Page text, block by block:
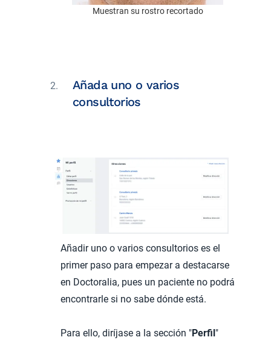
Muestran su rostro recortado
Añada uno o varios
consultorios
Añadir uno o varios consultorios es el
primer paso para empezar a destacarse
en Doctoralia, pues un paciente no podrá
encontrarle si no sabe dónde está.
Para ello, diríjase a la sección "Perfil"